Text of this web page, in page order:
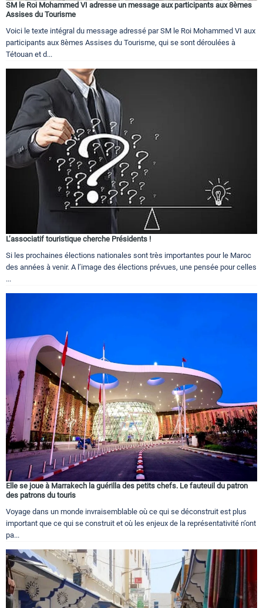
SM le Roi Mohammed VI adresse un message aux participants aux 8èmes
Assises du Tourisme
Voici le texte intégral du message adressé par SM le Roi Mohammed VI aux
participants aux 8èmes Assises du Tourisme, qui se sont déroulées à
Tétouan et d...
L’associatif touristique cherche Présidents !
Si les prochaines élections nationales sont très importantes pour le Maroc
des années à venir. A l’image des élections prévues, une pensée pour celles
...
Elle se joue à Marrakech la guérilla des petits chefs. Le fauteuil du patron
des patrons du touris
Voyage dans un monde invraisemblable où ce qui se déconstruit est plus
important que ce qui se construit et où les enjeux de la représentativité n’ont
pa...